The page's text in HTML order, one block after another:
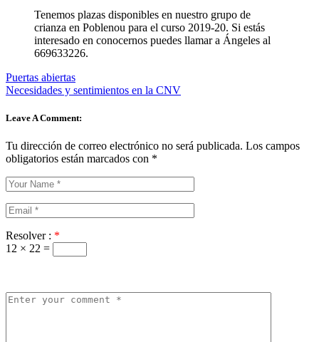
Tenemos plazas disponibles en nuestro grupo de
crianza en Poblenou para el curso 2019-20. Si estás
interesado en conocernos puedes llamar a Ángeles al
669633226.
Puertas abiertas
Necesidades y sentimientos en la CNV
Leave A Comment:
Tu dirección de correo electrónico no será publicada. Los campos
obligatorios están marcados con *
Resolver : *
12 × 22 =